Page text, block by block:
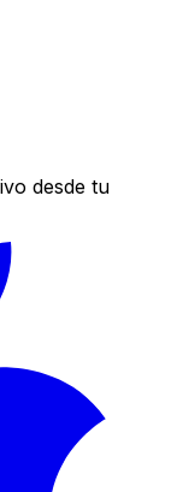
desde tu